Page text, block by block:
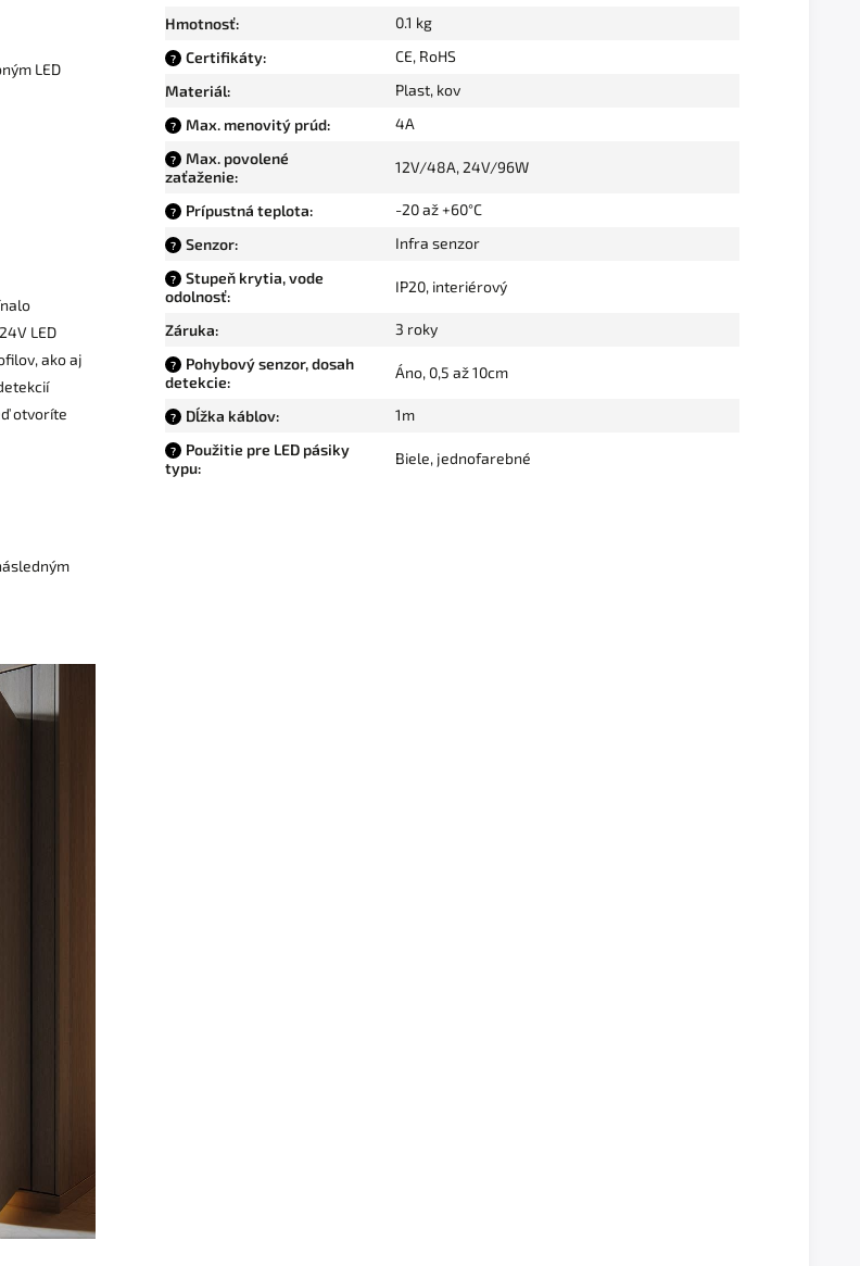
LED
LED
ako aj
otvoríte
Hmotnosť: 0.1 kg
? Certifikáty:
CE, RoHS
Materiál: Plast, kov
? Max. menovitý prúd: 4A
?
Max. povolené
zaťaženie:
12V/48A, 24V/96W
? Prípustná teplota: -20 až +60°C
? Senzor: Infra senzor
?
Stupeň krytia, vode
odolnosť:
IP20, interiérový
Záruka: 3 roky
?
Pohybový senzor, dosah
detekcie:
Áno, 0,5 až 10cm
? Dĺžka káblov: 1m
?
Použitie pre LED pásiky
typu:
Biele, jednofarebné